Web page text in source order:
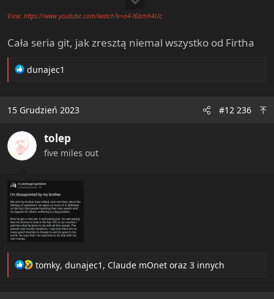
View: https://www.youtube.com/watch?v=o4-t6bmh4Uc
Cała seria git, jak zresztą niemal wszystko od Firtha
R
t
o
n
s
dunajec1
15 Grudzień 2023 #12 236
tolep
five miles out
R
tomky, dunajec1 , Claude mOnet oraz 3 innych